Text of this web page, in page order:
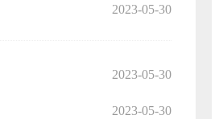
2023-05-30
2023-05-30
2023-05-30